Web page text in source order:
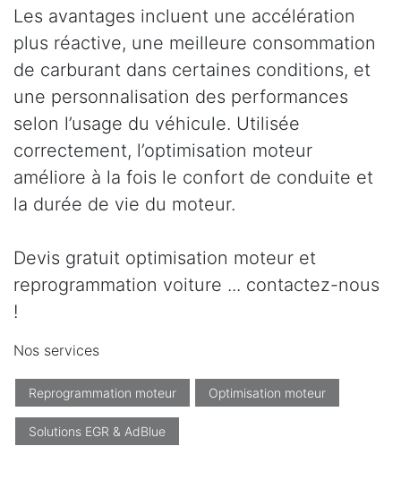
Les avantages incluent une accélération
plus réactive, une meilleure consommation
de carburant dans certaines conditions, et
une personnalisation des performances
selon l’usage du véhicule. Utilisée
correctement, l’optimisation moteur
améliore à la fois le confort de conduite et
la durée de vie du moteur.
Devis gratuit optimisation moteur et
reprogrammation voiture ... contactez-nous
!
Nos services
Reprogrammation moteur Optimisation moteur
Solutions EGR & AdBlue